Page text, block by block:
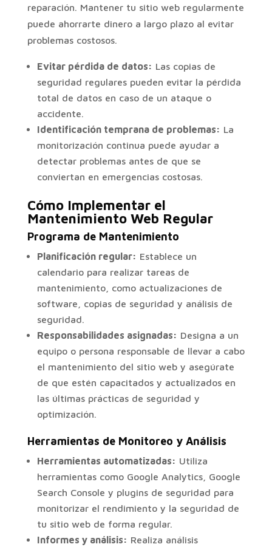
reparación. Mantener tu sitio web regularmente
puede ahorrarte dinero a largo plazo al evitar
problemas costosos.
Evitar pérdida de datos: Las copias de
seguridad regulares pueden evitar la pérdida
total de datos en caso de un ataque o
accidente.
Identificación temprana de problemas: La
monitorización continua puede ayudar a
detectar problemas antes de que se
conviertan en emergencias costosas.
Cómo Implementar el
Mantenimiento Web Regular
Programa de Mantenimiento
Planificación regular: Establece un
calendario para realizar tareas de
mantenimiento, como actualizaciones de
software, copias de seguridad y análisis de
seguridad.
Responsabilidades asignadas: Designa a un
equipo o persona responsable de llevar a cabo
el mantenimiento del sitio web y asegúrate
de que estén capacitados y actualizados en
las últimas prácticas de seguridad y
optimización.
Herramientas de Monitoreo y Análisis
Herramientas automatizadas: Utiliza
herramientas como Google Analytics, Google
Search Console y plugins de seguridad para
monitorizar el rendimiento y la seguridad de
tu sitio web de forma regular.
Informes y análisis: Realiza análisis